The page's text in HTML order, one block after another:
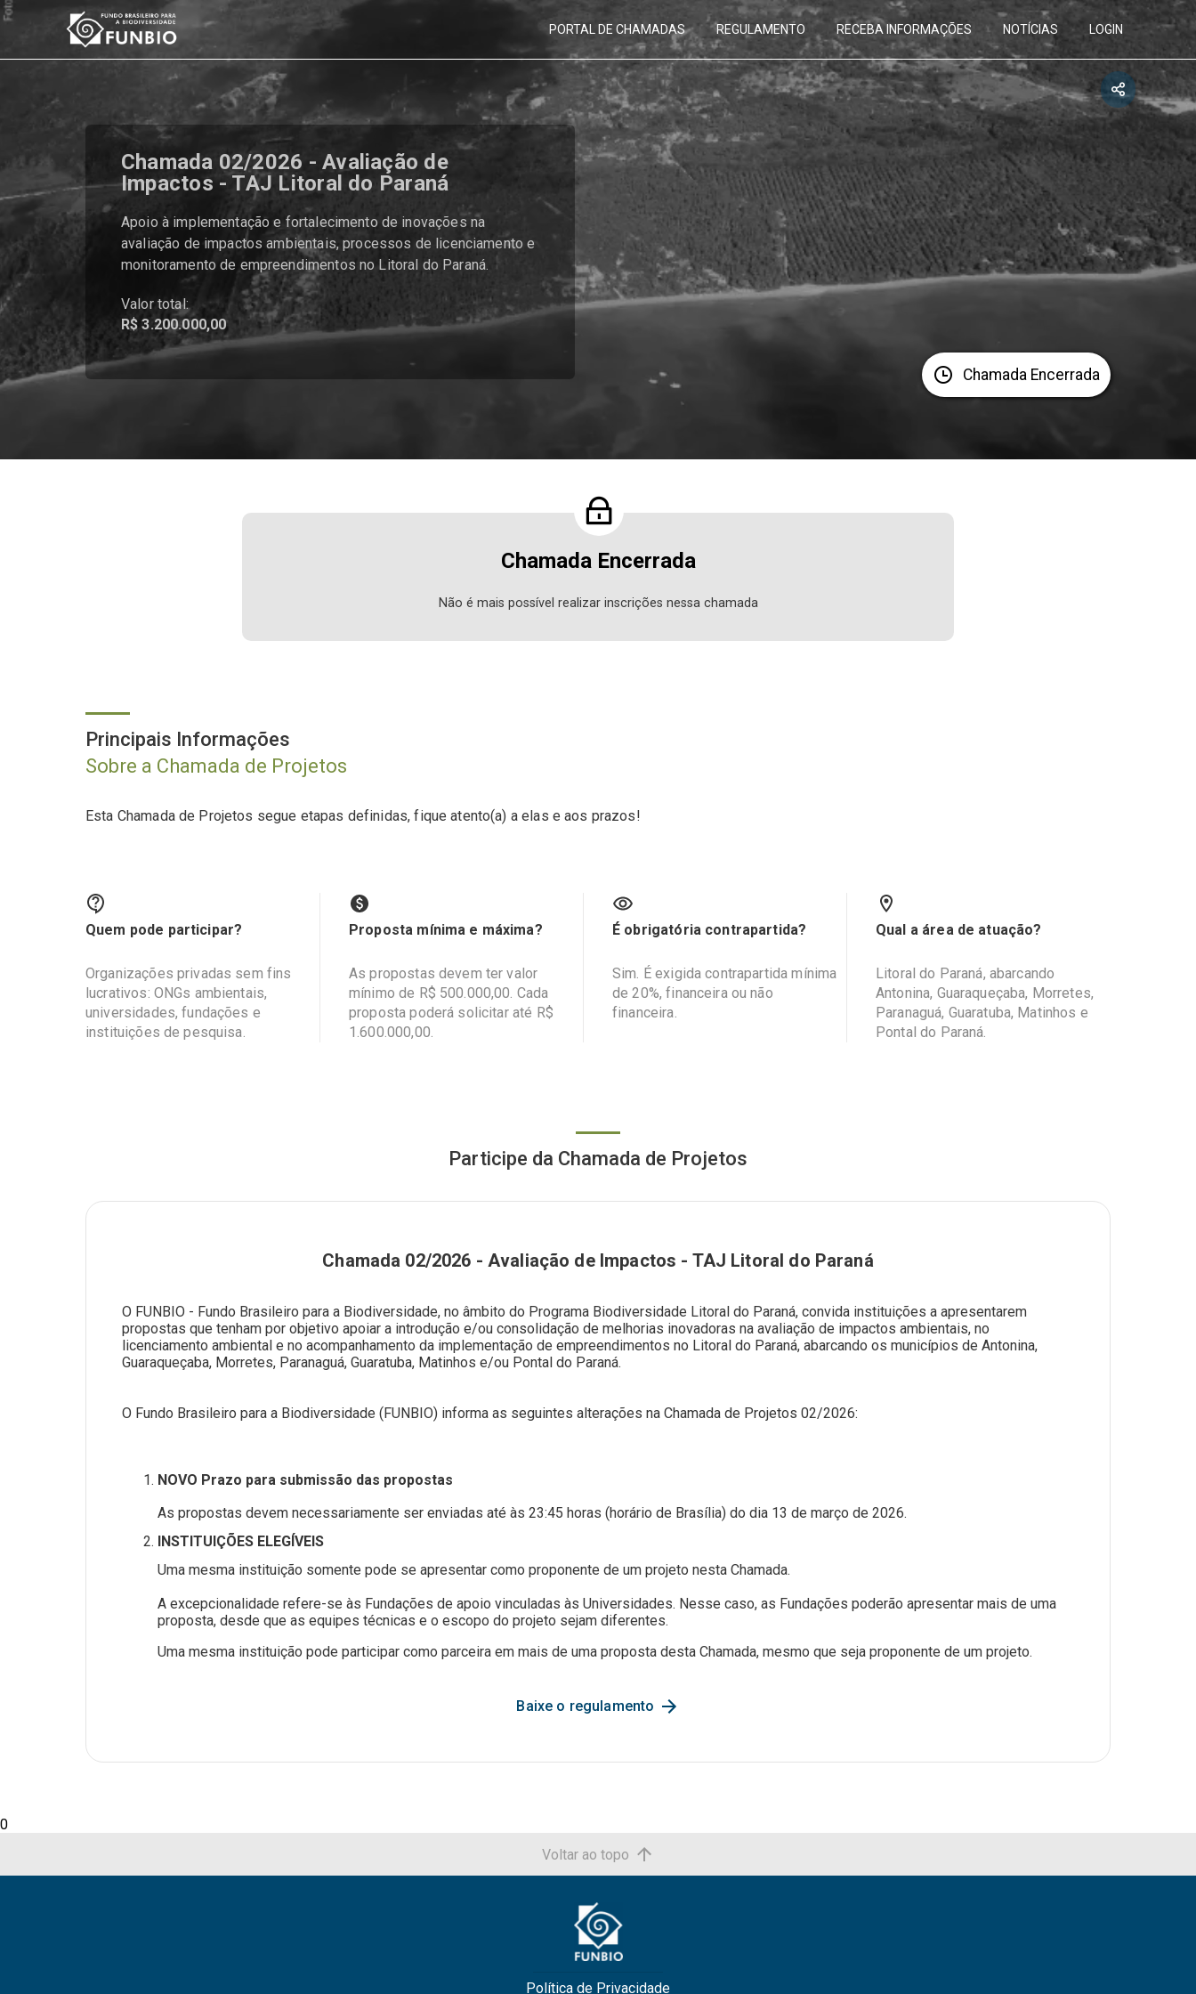
PORTAL DE CHAMADAS REGULAMENTO RECEBA INFORMAÇÕES NOTÍCIAS LOGIN
Chamada 02/2026 - Avaliação de
Impactos - TAJ Litoral do Paraná
Apoio à implementação e fortalecimento de inovações na
avaliação de impactos ambientais, processos de licenciamento e
monitoramento de empreendimentos no Litoral do Paraná.
Valor total:
R$ 3.200.000,00
Chamada Encerrada
Chamada Encerrada
Não é mais possível realizar inscrições nessa chamada
Principais Informações
Sobre a Chamada de Projetos
Esta Chamada de Projetos segue etapas definidas, fique atento(a) a elas e aos prazos!
Quem pode participar?
Organizações privadas sem fins
lucrativos: ONGs ambientais,
universidades, fundações e
instituições de pesquisa.
Proposta mínima e máxima?
As propostas devem ter valor
mínimo de R$ 500.000,00. Cada
proposta poderá solicitar até R$
1.600.000,00.
É obrigatória contrapartida?
Sim. É exigida contrapartida mínima
de 20%, financeira ou não
financeira.
Qual a área de atuação?
Litoral do Paraná, abarcando
Antonina, Guaraqueçaba, Morretes,
Paranaguá, Guaratuba, Matinhos e
Pontal do Paraná.
Participe da Chamada de Projetos
Chamada 02/2026 - Avaliação de Impactos - TAJ Litoral do Paraná
O FUNBIO - Fundo Brasileiro para a Biodiversidade, no âmbito do Programa Biodiversidade Litoral do Paraná, convida instituições a apresentarem
propostas que tenham por objetivo apoiar a introdução e/ou consolidação de melhorias inovadoras na avaliação de impactos ambientais, no
licenciamento ambiental e no acompanhamento da implementação de empreendimentos no Litoral do Paraná, abarcando os municípios de Antonina,
Guaraqueçaba, Morretes, Paranaguá, Guaratuba, Matinhos e/ou Pontal do Paraná.
O Fundo Brasileiro para a Biodiversidade (FUNBIO) informa as seguintes alterações na Chamada de Projetos 02/2026:
NOVO Prazo para submissão das propostas
As propostas devem necessariamente ser enviadas até às 23:45 horas (horário de Brasília) do dia 13 de março de 2026.
INSTITUIÇÕES ELEGÍVEIS
Uma mesma instituição somente pode se apresentar como proponente de um projeto nesta Chamada.
A excepcionalidade refere-se às Fundações de apoio vinculadas às Universidades. Nesse caso, as Fundações poderão apresentar mais de uma
proposta, desde que as equipes técnicas e o escopo do projeto sejam diferentes.
Uma mesma instituição pode participar como parceira em mais de uma proposta desta Chamada, mesmo que seja proponente de um projeto.
Baixe o regulamento
0
Voltar ao topo
Política de Privacidade